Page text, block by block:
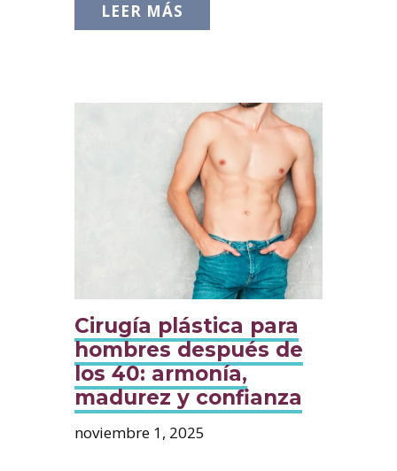
LEER MÁS
Cirugía plástica para
hombres después de
los 40: armonía,
madurez y confianza
noviembre 1, 2025